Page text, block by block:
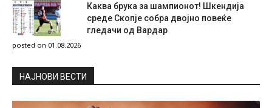
Каква брука за шампионот! Шкендија
среде Скопје собра двојно повеќе
гледачи од Вардар
posted on 01.08.2026
НAЈНОВИ ВЕСТИ